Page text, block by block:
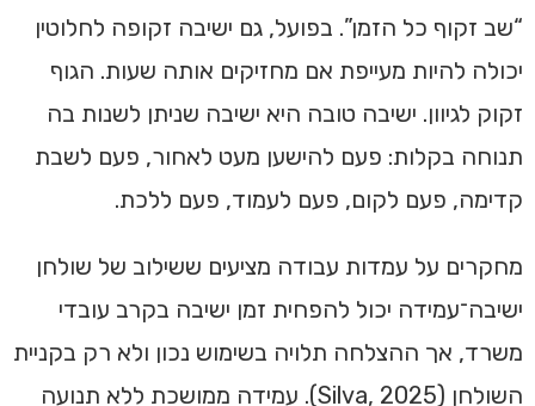
“שב זקוף כל הזמן”. בפועל, גם ישיבה זקופה לחלוטין
יכולה להיות מעייפת אם מחזיקים אותה שעות. הגוף
זקוק לגיוון. ישיבה טובה היא ישיבה שניתן לשנות בה
תנוחה בקלות: פעם להישען מעט לאחור, פעם לשבת
קדימה, פעם לקום, פעם לעמוד, פעם ללכת.
מחקרים על עמדות עבודה מציעים ששילוב של שולחן
ישיבה־עמידה יכול להפחית זמן ישיבה בקרב עובדי
משרד, אך ההצלחה תלויה בשימוש נכון ולא רק בקניית
השולחן (Silva, 2025). עמידה ממושכת ללא תנועה